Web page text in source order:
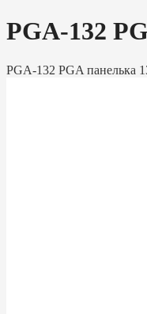
PGA-132
PGA-132 PGA панелька